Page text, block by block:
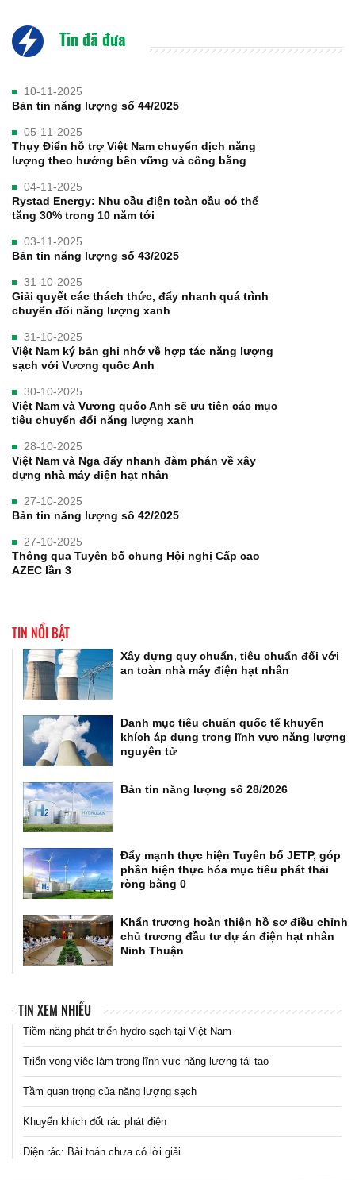
Tin đã đưa
10-11-2025
Bản tin năng lượng số 44/2025
05-11-2025
Thụy Điển hỗ trợ Việt Nam chuyển dịch năng
lượng theo hướng bền vững và công bằng
04-11-2025
Rystad Energy: Nhu cầu điện toàn cầu có thể
tăng 30% trong 10 năm tới
03-11-2025
Bản tin năng lượng số 43/2025
31-10-2025
Giải quyết các thách thức, đẩy nhanh quá trình
chuyển đổi năng lượng xanh
31-10-2025
Việt Nam ký bản ghi nhớ về hợp tác năng lượng
sạch với Vương quốc Anh
30-10-2025
Việt Nam và Vương quốc Anh sẽ ưu tiên các mục
tiêu chuyển đổi năng lượng xanh
28-10-2025
Việt Nam và Nga đẩy nhanh đàm phán về xây
dựng nhà máy điện hạt nhân
27-10-2025
Bản tin năng lượng số 42/2025
27-10-2025
Thông qua Tuyên bố chung Hội nghị Cấp cao
AZEC lần 3
TIN NỔI BẬT
Xây dựng quy chuẩn, tiêu chuẩn đối với
an toàn nhà máy điện hạt nhân
Danh mục tiêu chuẩn quốc tế khuyến
khích áp dụng trong lĩnh vực năng lượng
nguyên tử
Bản tin năng lượng số 28/2026
Đẩy mạnh thực hiện Tuyên bố JETP, góp
phần hiện thực hóa mục tiêu phát thải
ròng bằng 0
Khẩn trương hoàn thiện hồ sơ điều chỉnh
chủ trương đầu tư dự án điện hạt nhân
Ninh Thuận
TIN XEM NHIỀU
Tiềm năng phát triển hydro sạch tại Việt Nam
Triển vọng việc làm trong lĩnh vực năng lượng tái tạo
Tầm quan trọng của năng lượng sạch
Khuyến khích đốt rác phát điện
Điện rác: Bài toán chưa có lời giải